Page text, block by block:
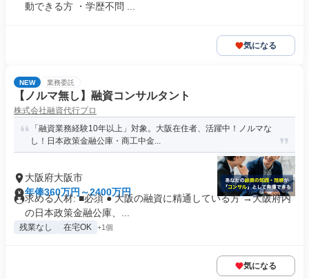
動できる方 ・学歴不問 ...
気になる
NEW 業務委託
【ノルマ無し】融資コンサルタント
株式会社融資代行プロ
「融資業務経験10年以上」対象。大阪在住者、活躍中！ノルマな
し！日本政策金融公庫・商工中金...
大阪府大阪市
年俸360万円～2400万円
求める人材: ■必須 ● 大阪の融資に精通している方 →大阪府内
の日本政策金融公庫、...
残業なし 在宅OK +1個
気になる